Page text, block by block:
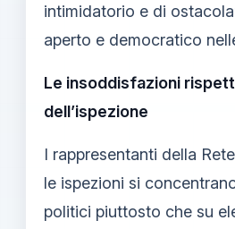
intimidatorio e di
aperto e democratico
Le insoddisfazioni
dell’ispezione
I rappresentanti della
le ispezioni si
politici piuttosto che su